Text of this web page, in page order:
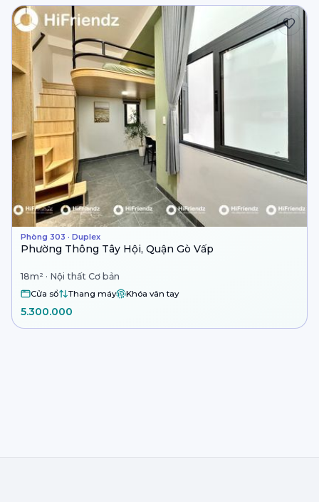
Phòng 303 · Duplex
Phường Thông Tây Hội, Quận Gò Vấp
18m² · Nội thất Cơ bản
Cửa sổ Thang máy Khóa vân tay
5.300.000